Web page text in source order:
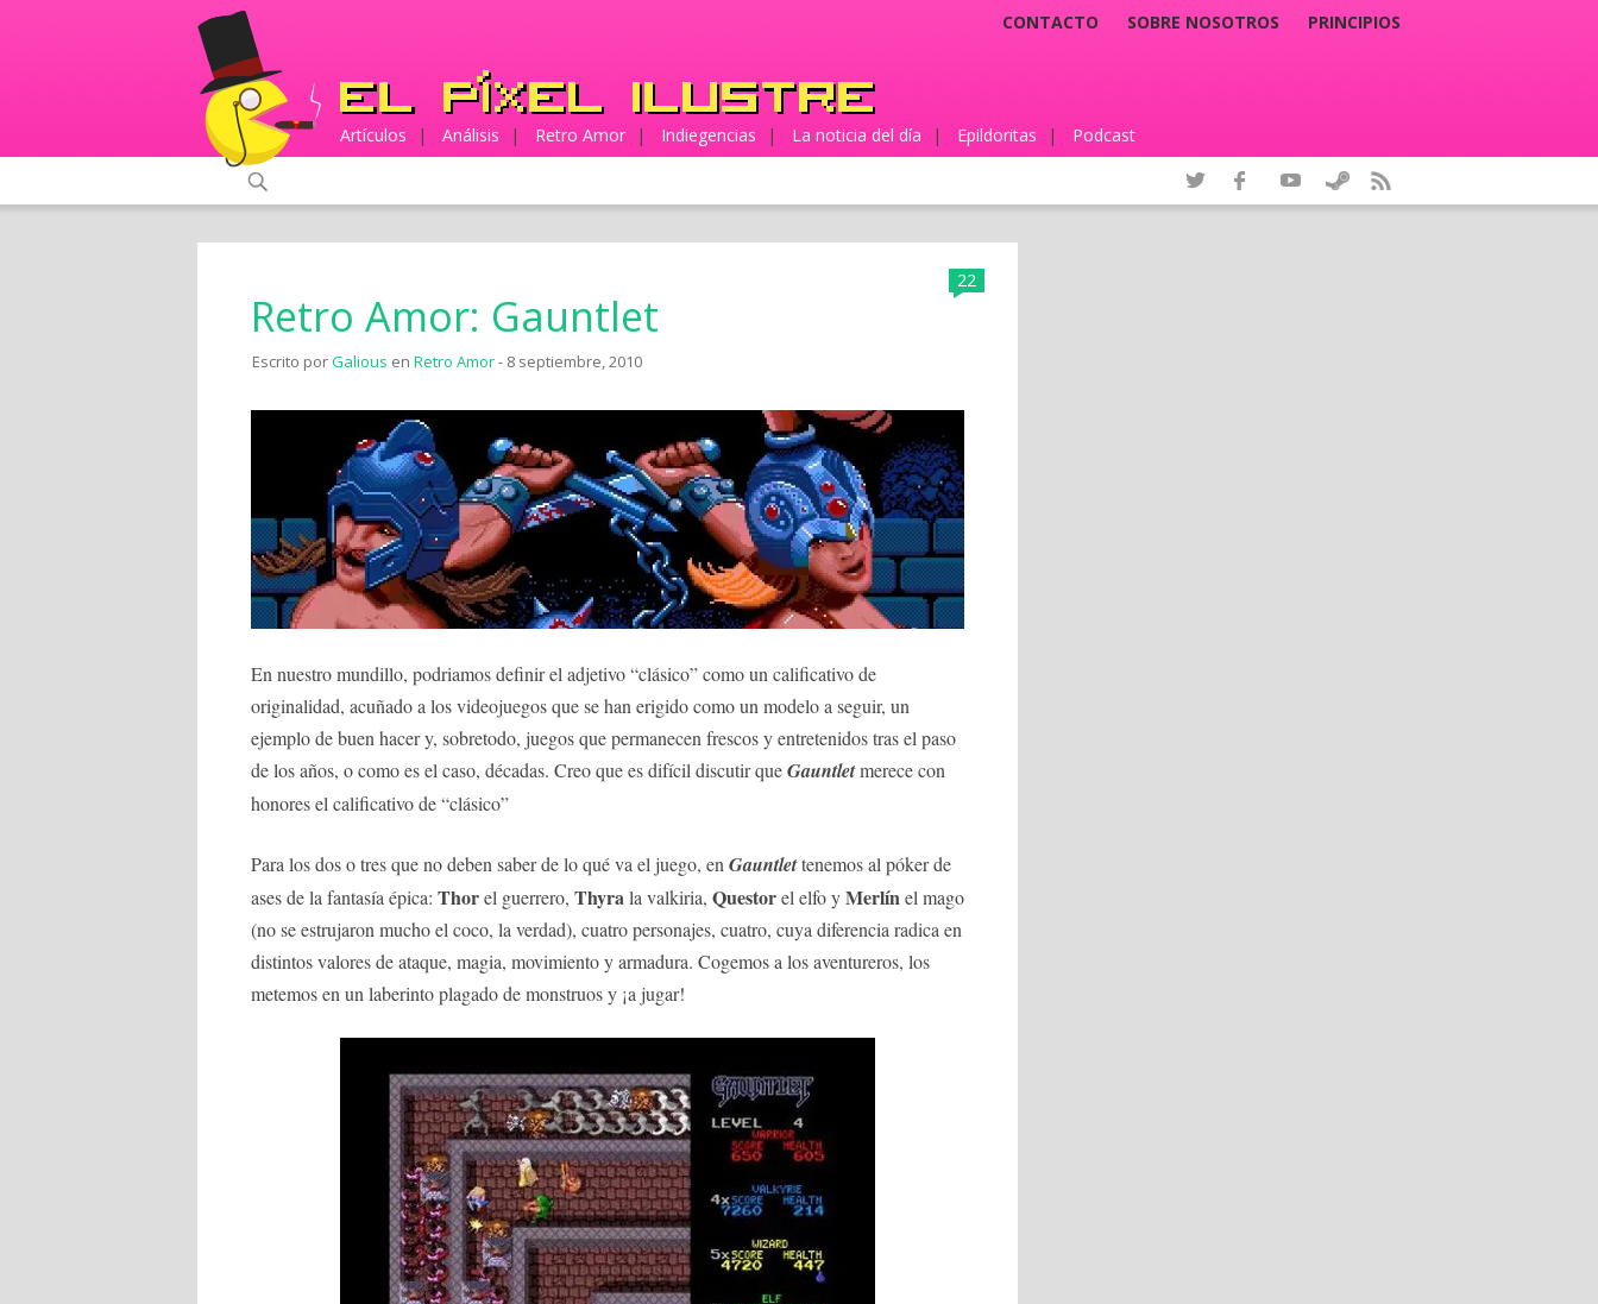
CONTACTO SOBRE NOSOTROS PRINCIPIOS
Artículos | Análisis | Retro Amor | Indiegencias | La noticia del día | Epildoritas | Podcast
22
Retro Amor: Gauntlet
Escrito porGalious en Retro Amor- 8 septiembre, 2010
En nuestro mundillo, podriamos definir el adjetivo “clásico” como un calificativo de
originalidad, acuñado a los videojuegos que se han erigido como un modelo a seguir, un
ejemplo de buen hacer y, sobretodo, juegos que permanecen frescos y entretenidos tras el paso
de los años, o como es el caso, décadas. Creo que es difícil discutir queGauntletmerece con
honores el calificativo de “clásico”
Para los dos o tres que no deben saber de lo qué va el juego, enGauntlettenemos al póker de
ases de la fantasía épica: Thorel guerrero, Thyrala valkiria, Questorel elfo yMerlínel mago
(no se estrujaron mucho el coco, la verdad), cuatro personajes, cuatro, cuya diferencia radica en
distintos valores de ataque, magia, movimiento y armadura. Cogemos a los aventureros, los
metemos en un laberinto plagado de monstruos y ¡a jugar!